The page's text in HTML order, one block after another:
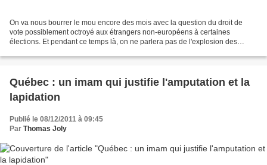
On va nous bourrer le mou encore des mois avec la question du droit de
vote possiblement octroyé aux étrangers non-européens à certaines
élections. Et pendant ce temps là, on ne parlera pas de l'explosion des
Québec : un imam qui justifie l'amputation et la
lapidation
Publié le 08/12/2011 à 09:45
Par Thomas Joly